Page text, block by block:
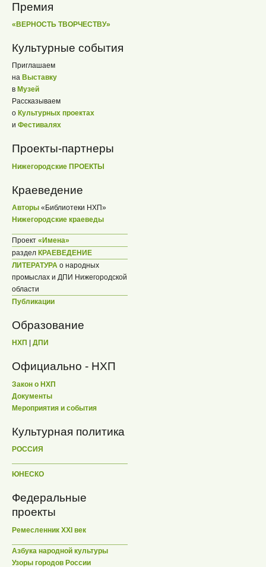
Премия
«ВЕРНОСТЬ ТВОРЧЕСТВУ»
Культурные события
Приглашаем
на Выставку
в Музей
Рассказываем
о Культурных проектах
и Фестивалях
Проекты-партнеры
Нижегородские ПРОЕКТЫ
Краеведение
Авторы «Библиотеки НХП»
Нижегородские краеведы
Проект «Имена»
раздел КРАЕВЕДЕНИЕ
ЛИТЕРАТУРА о народных
промыслах и ДПИ Нижегородской
области
Публикации
Образование
НХП ДПИ
Официально - НХП
Закон о НХП
Документы
Мероприятия и события
Культурная политика
РОССИЯ
ЮНЕСКО
Федеральные
проекты
Ремесленник XXI век
Азбука народной культуры
Узоры городов России